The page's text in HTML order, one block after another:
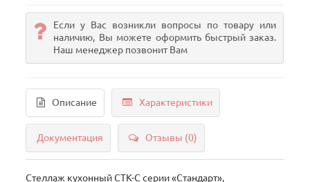
Если у Вас возникли вопросы по товару или
наличию, Вы можете оформить быстрый заказ.
Наш менеджер позвонит Вам
Описание Характеристики
Документация Отзывы (0)
Стеллаж кухонный СТК-С серии «Стандарт»,